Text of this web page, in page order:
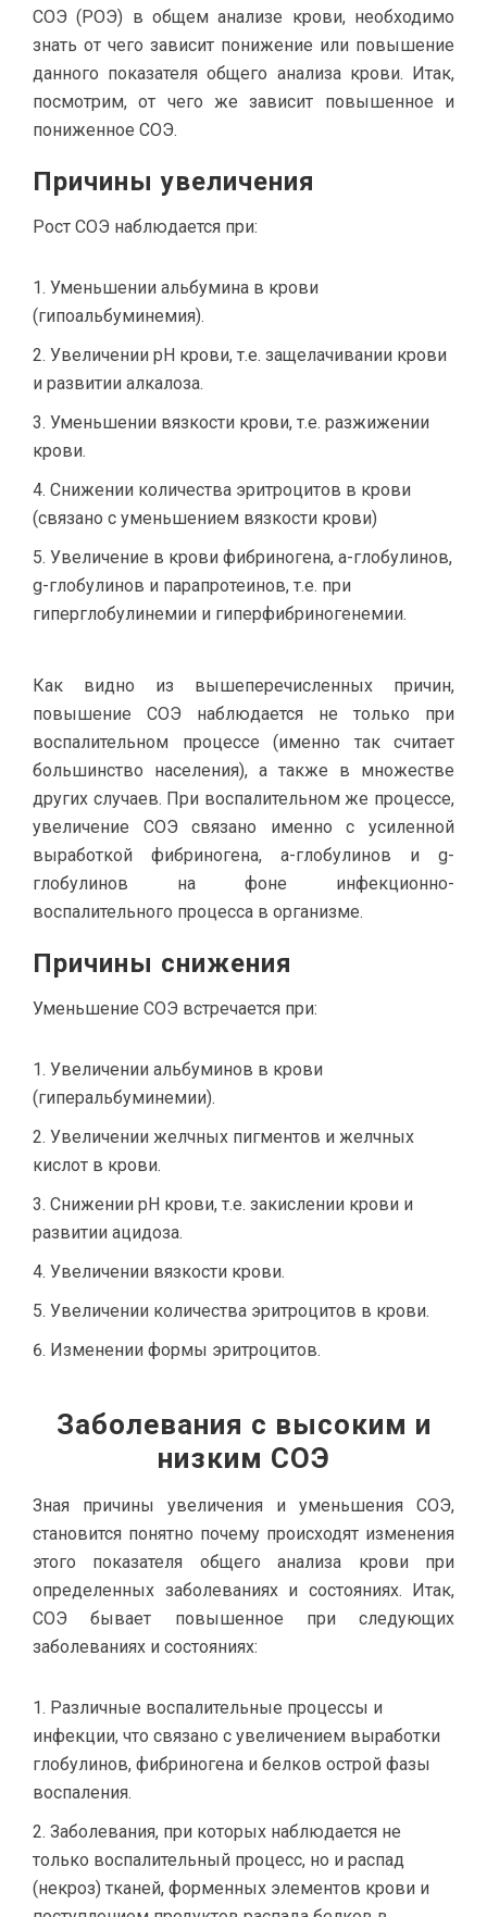
СОЭ (РОЭ) в общем анализе крови, необходимо
знать от чего зависит понижение или повышение
данного показателя общего анализа крови. Итак,
посмотрим, от чего же зависит повышенное и
пониженное СОЭ.
Причины увеличения
Рост СОЭ наблюдается при:
Уменьшении альбумина в крови
(гипоальбуминемия).
Увеличении рН крови, т.е. защелачивании крови
и развитии алкалоза.
Уменьшении вязкости крови, т.е. разжижении
крови.
Снижении количества эритроцитов в крови
(связано с уменьшением вязкости крови)
Увеличение в крови фибриногена, а-глобулинов,
g-глобулинов и парапротеинов, т.е. при
гиперглобулинемии и гиперфибриногенемии.
Как видно из вышеперечисленных причин,
повышение СОЭ наблюдается не только при
воспалительном процессе (именно так считает
большинство населения), а также в множестве
других случаев. При воспалительном же процессе,
увеличение СОЭ связано именно с усиленной
выработкой фибриногена, а-глобулинов и g-
глобулинов на фоне инфекционно-
воспалительного процесса в организме.
Причины снижения
Уменьшение СОЭ встречается при:
Увеличении альбуминов в крови
(гиперальбуминемии).
Увеличении желчных пигментов и желчных
кислот в крови.
Снижении рН крови, т.е. закислении крови и
развитии ацидоза.
Увеличении вязкости крови.
Увеличении количества эритроцитов в крови.
Изменении формы эритроцитов.
Заболевания с высоким и
низким СОЭ
Зная причины увеличения и уменьшения СОЭ,
становится понятно почему происходят изменения
этого показателя общего анализа крови при
определенных заболеваниях и состояниях. Итак,
СОЭ бывает повышенное при следующих
заболеваниях и состояниях:
Различные воспалительные процессы и
инфекции, что связано с увеличением выработки
глобулинов, фибриногена и белков острой фазы
воспаления.
Заболевания, при которых наблюдается не
только воспалительный процесс, но и распад
(некроз) тканей, форменных элементов крови и